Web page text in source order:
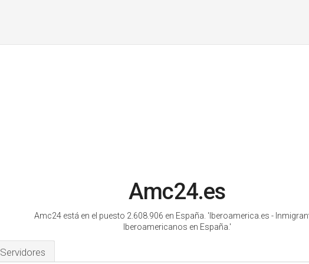
Amc24.es
Amc24 está en el puesto 2.608.906 en España. 'Iberoamerica.es -
Iberoamericanos en España.'
Servidores